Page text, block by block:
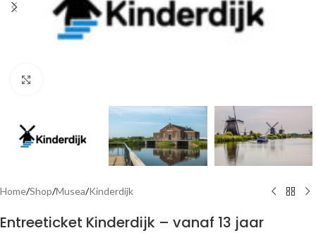
Home/Shop/Musea/Kinderdijk
Entreeticket Kinderdijk – vanaf 13 jaar